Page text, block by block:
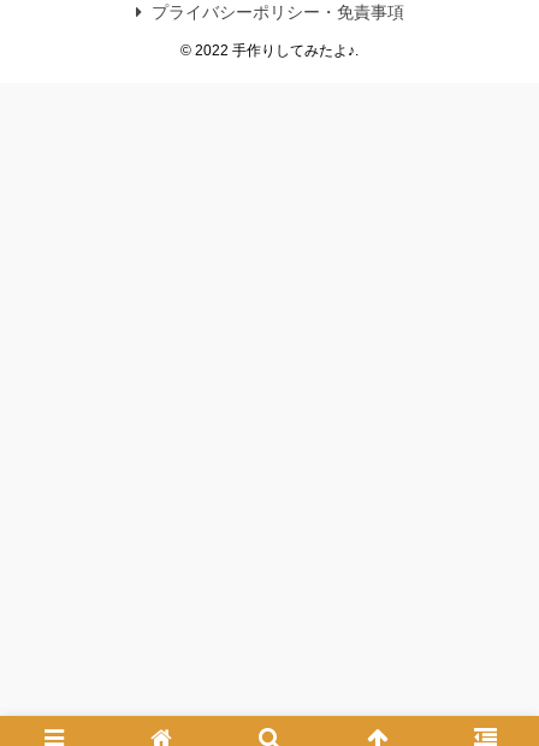
プライバシーポリシー・免責事項
© 2022 手作りしてみたよ♪.